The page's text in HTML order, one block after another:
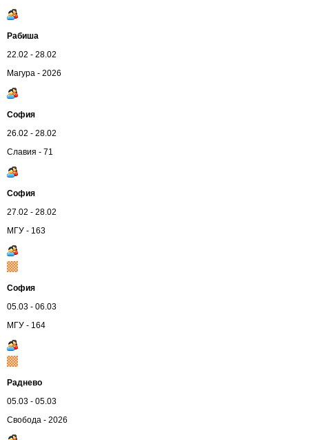
Рабиша
22.02 - 28.02
Магура - 2026
София
26.02 - 28.02
Славия - 71
София
27.02 - 28.02
МГУ - 163
София
05.03 - 06.03
МГУ - 164
Раднево
05.03 - 05.03
Свобода - 2026